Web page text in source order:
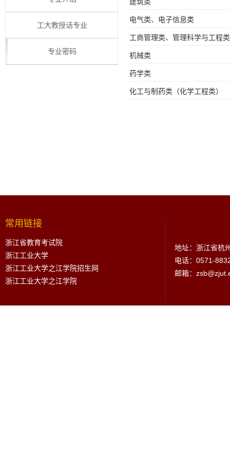
工大教授话专业
专业密码
电气类、电子信息类
工商管理类、管理科学与工程类
机械类
药学类
化工与制药类（化学工程类）
常用链接
浙江省教育考试院
浙江工业大学
浙江工业大学之江学院招生网
浙江工业大学之江学院
地址：浙江省杭
电话：0571-
邮箱：